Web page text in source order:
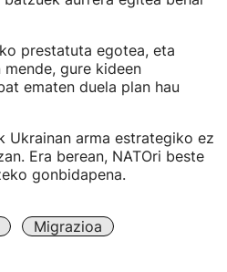
prestatuta egotea, eta
gure kideen
ematen duela plan hau
Ukrainan arma estrategiko ez
Era berean, NATOri beste
gonbidapena.
Migrazioa